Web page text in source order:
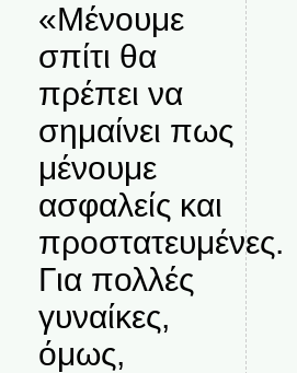
«Μένουμε
σπίτι θα
πρέπει να
σημαίνει πως
μένουμε
ασφαλείς και
προστατευμένες.
Για πολλές
γυναίκες,
όμως,